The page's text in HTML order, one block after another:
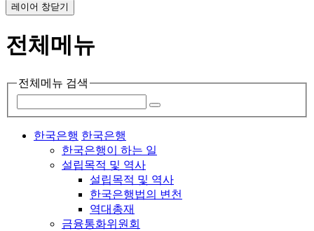
레이어 창닫기
전체메뉴
전체메뉴 검색
한국은행 한국은행
한국은행이 하는 일
설립목적 및 역사
설립목적 및 역사
한국은행법의 변천
역대총재
금융통화위원회